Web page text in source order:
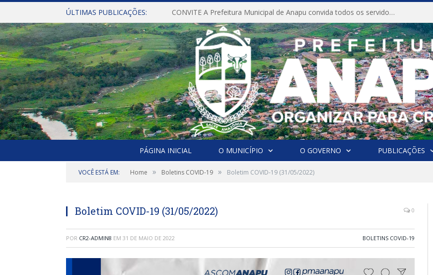
ÚLTIMAS PUBLICAÇÕES: CONVITE A Prefeitura Municipal de Anapu convida todos os servidores públicos municipais para participarem da Audiência Pública de discussão da Lei de Diretrizes Orçamentárias (LDO), importante instrumento de planejamento das ações e investimentos da Administração Pública para o próximo exercício financeiro.
PÁGINA INICIAL O MUNICÍPIO O GOVERNO PUBLICAÇÕES
VOCÊ ESTÁ EM: Home » Boletins COVID-19 » Boletim COVID-19 (31/05/2022)
Boletim COVID-19 (31/05/2022) 0
POR CR2-ADMIN8 EM 31 DE MAIO DE 2022 BOLETINS COVID-19